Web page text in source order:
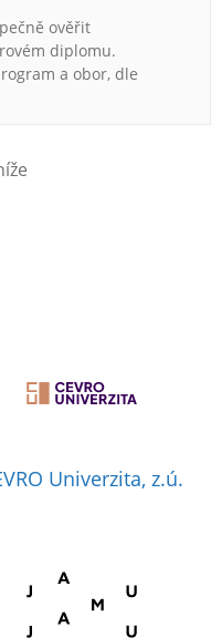
ověřit
diplomu.
a obor, dle
Univerzita, z.ú.